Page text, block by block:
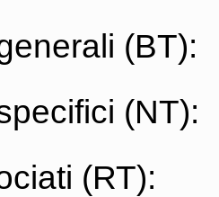
(BT):
(NT):
(RT):